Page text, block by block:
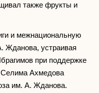
также фрукты и
и межнациональную
Жданова, устраивая
при поддержке
Селима Ахмедова
им. А. Жданова.